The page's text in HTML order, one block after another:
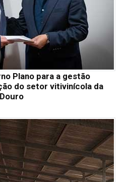
Plano para a gestão
do setor vitivinícola da